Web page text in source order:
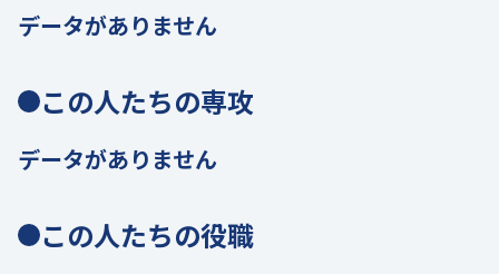
データがありません
この人たちの専攻
データがありません
この人たちの役職